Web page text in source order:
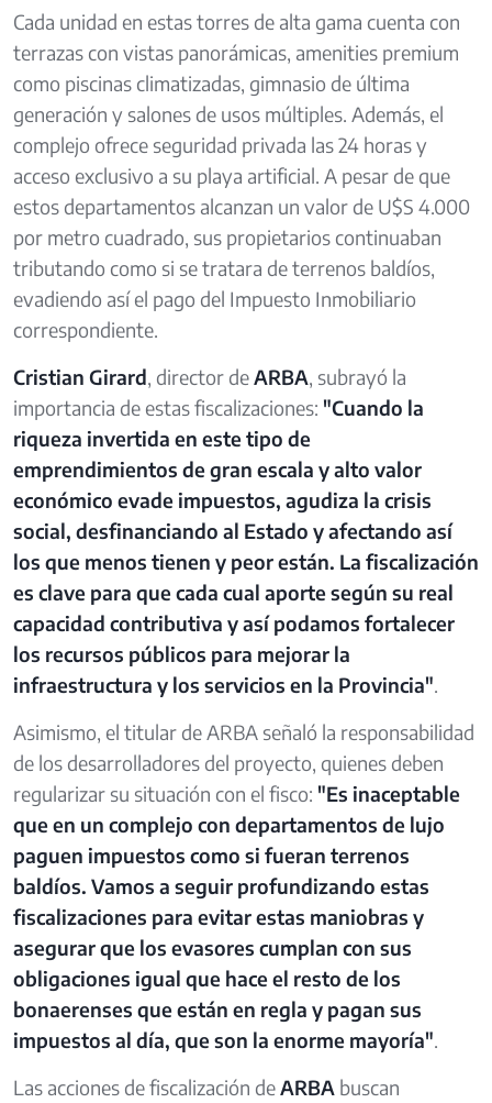
Cada unidad en estas torres de alta gama cuenta con
terrazas con vistas panorámicas, amenities premium
como piscinas climatizadas, gimnasio de última
generación y salones de usos múltiples. Además, el
complejo ofrece seguridad privada las 24 horas y
acceso exclusivo a su playa artificial. A pesar de que
estos departamentos alcanzan un valor de U$S 4.000
por metro cuadrado, sus propietarios continuaban
tributando como si se tratara de terrenos baldíos,
evadiendo así el pago del Impuesto Inmobiliario
correspondiente.
Cristian Girard, director deARBA, subrayó la
importancia de estas fiscalizaciones: "Cuando la
riqueza invertida en este tipo de
emprendimientos de gran escala y alto valor
económico evade impuestos, agudiza la crisis
social, desfinanciando al Estado y afectando así
los que menos tienen y peor están. La fiscalización
es clave para que cada cual aporte según su real
capacidad contributiva y así podamos fortalecer
los recursos públicos para mejorar la
infraestructura y los servicios en la Provincia".
Asimismo, el titular de ARBA señaló la responsabilidad
de los desarrolladores del proyecto, quienes deben
regularizar su situación con el fisco: "Es inaceptable
que en un complejo con departamentos de lujo
paguen impuestos como si fueran terrenos
baldíos. Vamos a seguir profundizando estas
fiscalizaciones para evitar estas maniobras y
asegurar que los evasores cumplan con sus
obligaciones igual que hace el resto de los
bonaerenses que están en regla y pagan sus
impuestos al día, que son la enorme mayoría".
Las acciones de fiscalización deARBA buscan